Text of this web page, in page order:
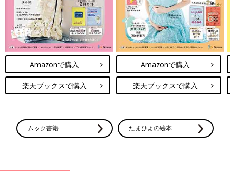
Amazonで購入
楽天ブックスで購入
Amazonで購入
楽天ブックスで購入
ムック書籍 たまひよの絵本